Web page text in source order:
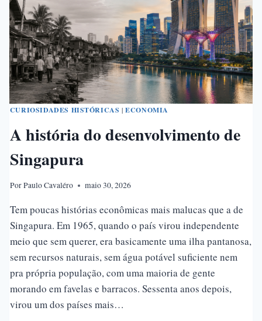
CURIOSIDADES HISTÓRICAS |ECONOMIA
A história do desenvolvimento de
Singapura
PorPaulo Cavaléro maio 30, 2026
Tem poucas histórias econômicas mais malucas que a de
Singapura. Em 1965, quando o país virou independente
meio que sem querer, era basicamente uma ilha pantanosa,
sem recursos naturais, sem água potável suficiente nem
pra própria população, com uma maioria de gente
morando em favelas e barracos. Sessenta anos depois,
virou um dos países mais…